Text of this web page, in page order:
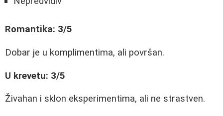
Romantika: 3/5
Dobar je u komplimentima, ali površan.
U krevetu: 3/5
Živahan i sklon eksperimentima, ali ne strastven.